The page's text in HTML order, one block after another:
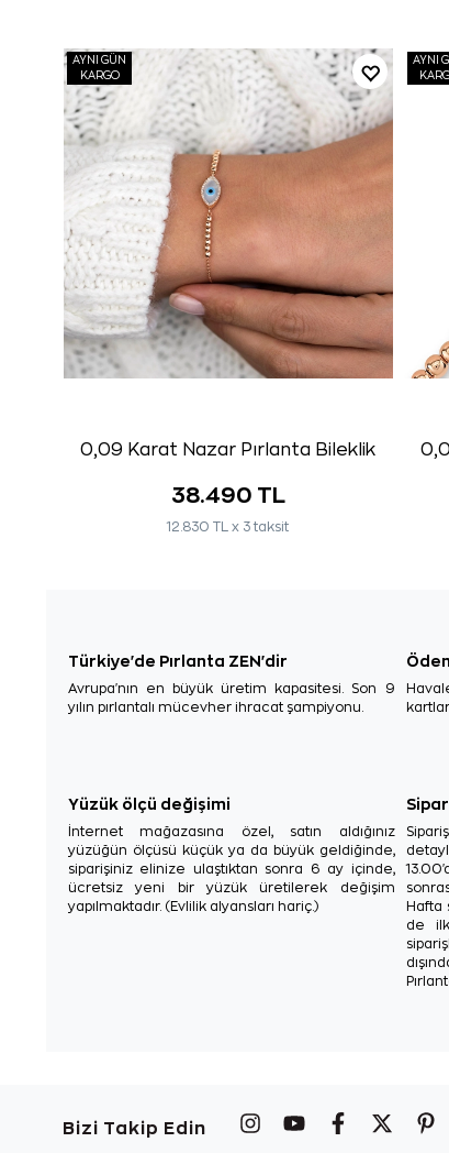
AYNI GÜN
KARGO
0,09 Karat Nazar Pırlanta Bileklik
38.490 TL
12.830 TL x 3 taksit
AYNI
Türkiye'de Pırlanta ZEN'dir
Avrupa'nın en büyük üretim kapasitesi. Son 9
yılın pırlantalı mücevher ihracat şampiyonu.
Yüzük ölçü değişimi
İnternet mağazasına özel, satın aldığınız
yüzüğün ölçüsü küçük ya da büyük geldiğinde,
siparişiniz elinize ulaştıktan sonra 6 ay içinde,
ücretsiz yeni bir yüzük üretilerek değişim
yapılmaktadır. (Evlilik alyansları hariç.)
Hafta
de ilk
Bizi Takip Edin